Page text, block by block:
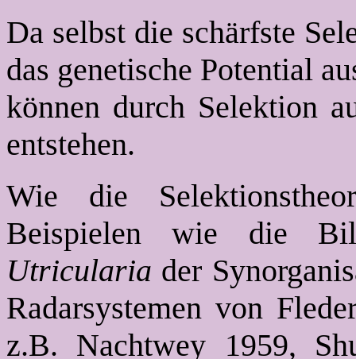
Da selbst die schärfste
das genetische Potential
können durch Selektion
entstehen.
Wie die
Beispielen wie die
Utricularia der
Radarsystemen von
z.B. Nachtwey 1959,